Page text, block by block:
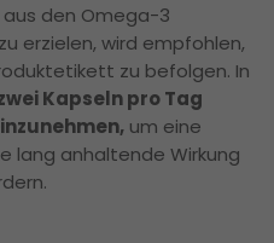
den Omega-3
erzielen, wird empfohlen,
zu befolgen. In
Kapseln pro Tag
um eine
lang anhaltende Wirkung